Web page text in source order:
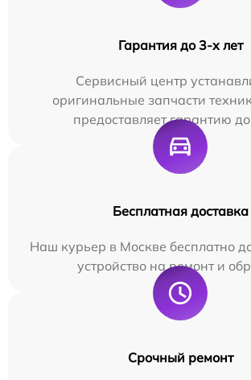
Гарантия до 3-х лет
Сервисный центр
оригинальные запчасти
предоставляет гарантию до
Бесплатная доставка
Наш курьер в Москве бесплатно
устройство на ремонт и
Срочный ремонт